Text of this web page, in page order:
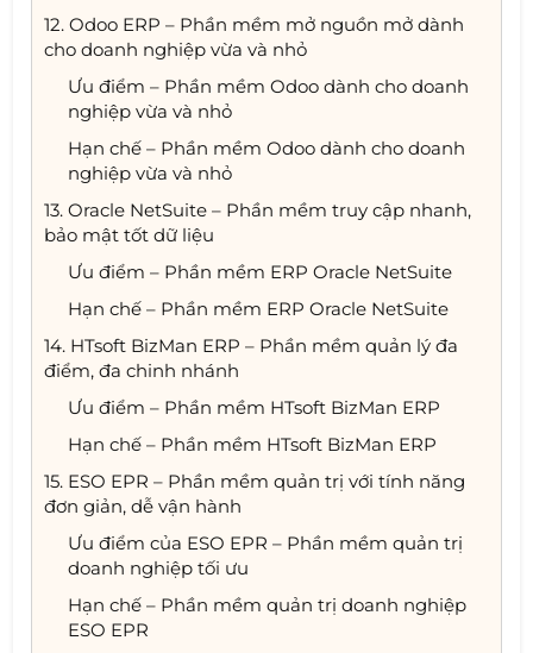
12. Odoo ERP – Phần mềm mở nguồn mở dành
cho doanh nghiệp vừa và nhỏ
Ưu điểm – Phần mềm Odoo dành cho doanh
nghiệp vừa và nhỏ
Hạn chế – Phần mềm Odoo dành cho doanh
nghiệp vừa và nhỏ
13. Oracle NetSuite – Phần mềm truy cập nhanh,
bảo mật tốt dữ liệu
Ưu điểm – Phần mềm ERP Oracle NetSuite
Hạn chế – Phần mềm ERP Oracle NetSuite
14. HTsoft BizMan ERP – Phần mềm quản lý đa
điểm, đa chinh nhánh
Ưu điểm – Phần mềm HTsoft BizMan ERP
Hạn chế – Phần mềm HTsoft BizMan ERP
15. ESO EPR – Phần mềm quản trị với tính năng
đơn giản, dễ vận hành
Ưu điểm của ESO EPR – Phần mềm quản trị
doanh nghiệp tối ưu
Hạn chế – Phần mềm quản trị doanh nghiệp
ESO EPR